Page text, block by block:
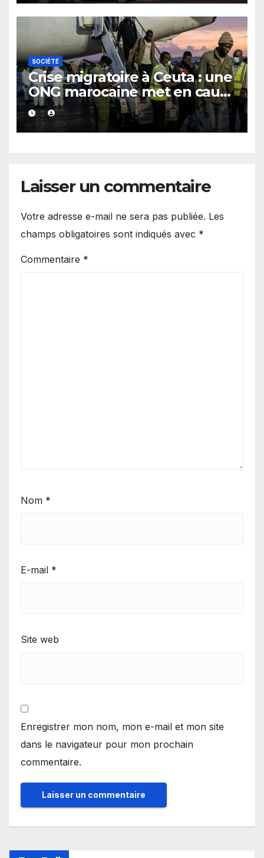
SOCIÉTÉ
Crise migratoire à Ceuta : une
ONG marocaine met en cause
les responsabilités de Rabat
et de Madrid
Laisser un commentaire
Votre adresse e-mail ne sera pas publiée. Les
champs obligatoires sont indiqués avec *
Commentaire *
Nom *
E-mail *
Site web
Enregistrer mon nom, mon e-mail et mon site
dans le navigateur pour mon prochain
commentaire.